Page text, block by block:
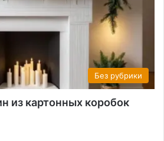
Без рубрики
из картонных коробок